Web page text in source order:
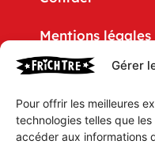
Gérer
Pour offrir les meilleures
technologies telles que
accéder aux informations
Mentions légales
Politique de
CGV